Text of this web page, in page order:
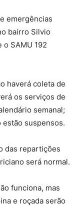
emergências
bairro Silvio
o SAMU 192
haverá coleta de
os serviços de
semanal;
suspensos.
das repartições
será normal.
funciona, mas
e roçada serão